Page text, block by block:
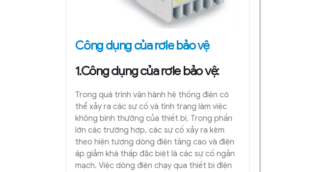
Công dụng của rơle bảo vệ
1.Công dụng của rơle bảo vệ:
Trong quá trình vận hành hệ thống điện có
thể xảy ra các sự cố và tình trạng làm việc
không bình thường của thiết bị. Trong phần
lớn các trường hợp, các sự cố xảy ra kèm
theo hiện tượng dòng điện tăng cao và điện
áp giảm khá thấp đặc biệt là các sự cố ngắn
mạch. Việc dòng điện chạy qua thiết bị điện